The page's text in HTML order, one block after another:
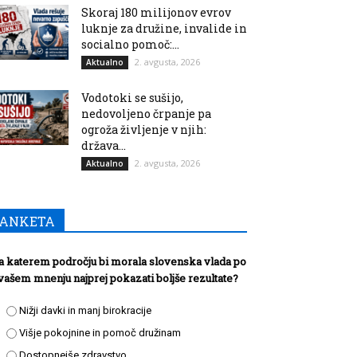
Skoraj 180 milijonov evrov
luknje za družine, invalide in
socialno pomoč:...
Aktualno 2. avgusta, 2026
Vodotoki se sušijo,
nedovoljeno črpanje pa
ogroža življenje v njih:
država...
Aktualno 2. avgusta, 2026
katerem področju bi morala slovenska vlada po
mnenju najprej pokazati boljše rezultate?
Nižji davki in manj birokracije
Višje pokojnine in pomoč družinam